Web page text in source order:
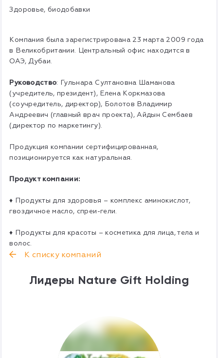
Здоровье, биодобавки
Компания была зарегистрирована 23 марта 2009 года
в Великобритании. Центральный офис находится в
ОАЭ, Дубаи.
Руководство: Гульнара Султановна Шаманова
(учредитель, президент), Елена Коркмазова
(соучредитель, директор), Болотов Владимир
Андреевич (главный врач проекта), Айдын Сембаев
(директор по маркетингу).
Продукция компании сертифицированная,
позиционируется как натуральная.
Продукт компании:
♦ Продукты для здоровья – комплекс аминокислот,
гвоздичное масло, спреи-гели.
♦ Продукты для красоты – косметика для лица, тела и
волос.
К списку компаний
Лидеры Nature Gift Holding